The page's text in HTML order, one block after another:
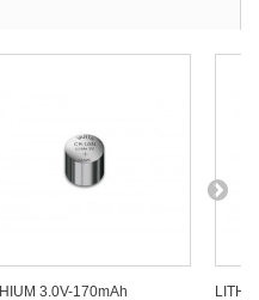
3.0V-170mAh